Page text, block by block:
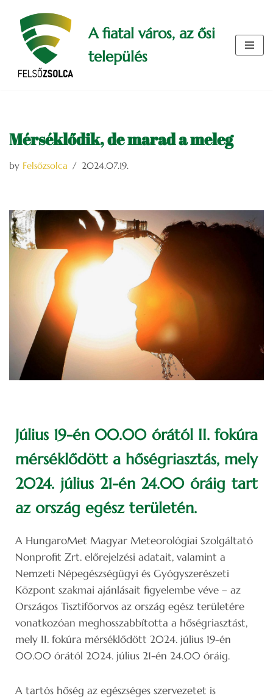
Skip
content
A fiatal város, az ősi
település
Mérséklődik, de marad a meleg
by Felsőzsolca 2024.07.19.
Július 19-én 00.00 órától II. fokúra
mérséklődött a hőségriasztás, mely
2024. július 21-én 24.00 óráig tart
az ország egész területén.
A HungaroMet Magyar Meteorológiai Szolgáltató
Nonprofit Zrt. előrejelzési adatait, valamint a
Nemzeti Népegészségügyi és Gyógyszerészeti
Központ szakmai ajánlásait figyelembe véve – az
Országos Tisztifőorvos az ország egész területére
vonatkozóan meghosszabbította a hőségriasztást,
mely II. fokúra mérséklődött 2024. július 19-én
00.00 órától 2024. július 21-én 24.00 óráig.
A tartós hőség az egészséges szervezetet is